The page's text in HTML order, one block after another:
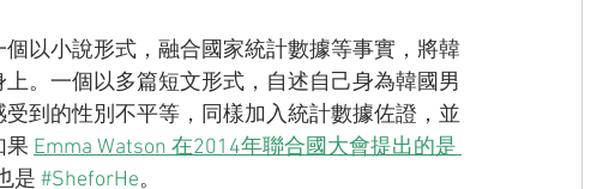
以小說形式，融合國家統計數據等事實，將韓
。一個以多篇短文形式，自述自己身為韓國男
到的性別不平等，同樣加入統計數據佐證，並
果 Emma Watson 在2014年聯合國大會提出的是
是 #SheforHe。